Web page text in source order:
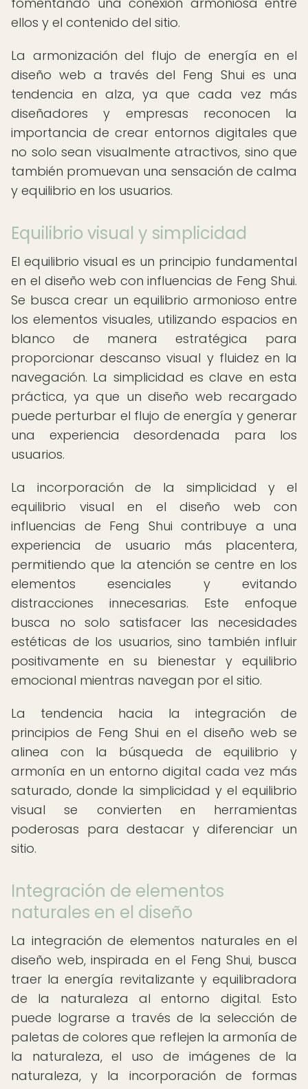
ellos y el contenido del sitio.
La armonización del flujo de energía en el
diseño web a través del Feng Shui es una
tendencia en alza, ya que cada vez más
diseñadores y empresas reconocen la
importancia de crear entornos digitales que
no solo sean visualmente atractivos, sino que
también promuevan una sensación de calma
y equilibrio en los usuarios.
Equilibrio visual y simplicidad
El equilibrio visual es un principio fundamental
en el diseño web con influencias de Feng Shui.
Se busca crear un equilibrio armonioso entre
los elementos visuales, utilizando espacios en
blanco de manera estratégica para
proporcionar descanso visual y fluidez en la
navegación. La simplicidad es clave en esta
práctica, ya que un diseño web recargado
puede perturbar el flujo de energía y generar
una experiencia desordenada para los
usuarios.
La incorporación de la simplicidad y el
equilibrio visual en el diseño web con
influencias de Feng Shui contribuye a una
experiencia de usuario más placentera,
permitiendo que la atención se centre en los
elementos esenciales y evitando
distracciones innecesarias. Este enfoque
busca no solo satisfacer las necesidades
estéticas de los usuarios, sino también influir
positivamente en su bienestar y equilibrio
emocional mientras navegan por el sitio.
La tendencia hacia la integración de
principios de Feng Shui en el diseño web se
alinea con la búsqueda de equilibrio y
armonía en un entorno digital cada vez más
saturado, donde la simplicidad y el equilibrio
visual se convierten en herramientas
poderosas para destacar y diferenciar un
sitio.
Integración de elementos
naturales en el diseño
La integración de elementos naturales en el
diseño web, inspirada en el Feng Shui, busca
traer la energía revitalizante y equilibradora
de la naturaleza al entorno digital. Esto
puede lograrse a través de la selección de
paletas de colores que reflejen la armonía de
la naturaleza, el uso de imágenes de la
naturaleza, y la incorporación de formas